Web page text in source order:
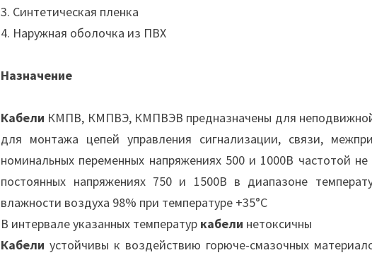
3. Синтетическая пленка
4. Наружная оболочка из ПВХ
Назначение
Кабели КМПВ, КМПВЭ, КМПВЭВ предназначены для неподвижной
для монтажа цепей управления сигнализации, связи,
номинальных переменных напряжениях 500 и 1000В частотой
постоянных напряжениях 750 и 1500В в диапазоне
влажности воздуха 98% при температуре +35°С
В интервале указанных температур кабели нетоксичны
Кабели устойчивы к воздействию горюче-смазочных